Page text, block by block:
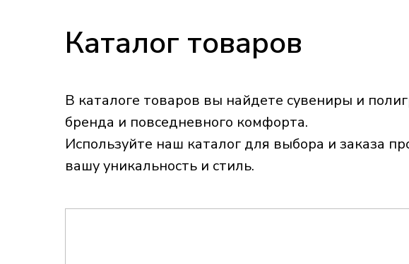
Каталог товаров
В каталоге товаров вы найдете сувениры и
бренда и повседневного комфорта.
Используйте наш каталог для выбора и заказа
вашу уникальность и стиль.